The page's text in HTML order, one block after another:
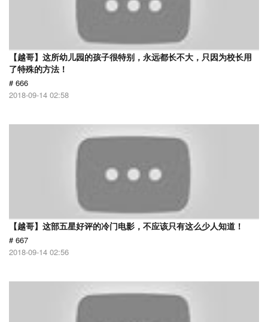
【越哥】这所幼儿园的孩子很特别，永远都长不大，只因为校长用
了特殊的方法！
# 666
2018-09-14 02:58
【越哥】这部五星好评的冷门电影，不应该只有这么少人知道！
# 667
2018-09-14 02:56